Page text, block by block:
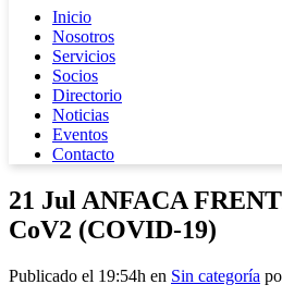
Inicio
Nosotros
Servicios
Socios
Directorio
Noticias
Eventos
Contacto
21 Jul ANFACA
CoV2 (COVID-19)
Publicado el 19:54h en Sin categoría